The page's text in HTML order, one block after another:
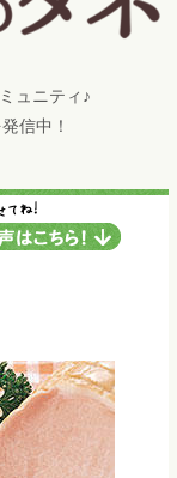
ュニティ♪
信中！